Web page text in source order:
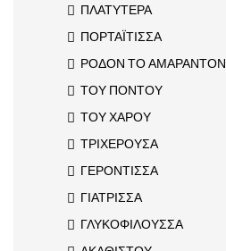
ΠΛΑΤΥΤΕΡΑ
ΠΟΡΤΑΪΤΙΣΣΑ
ΡΟΔΟΝ ΤΟ ΑΜΑΡΑΝΤΟΝ
ΤΟΥ ΠΟΝΤΟΥ
ΤΟΥ ΧΑΡΟΥ
ΤΡΙΧΕΡΟΥΣΑ
ΓΕΡΟΝΤΙΣΣΑ
ΓΙΑΤΡΙΣΣΑ
ΓΛΥΚΟΦΙΛΟΥΣΣΑ